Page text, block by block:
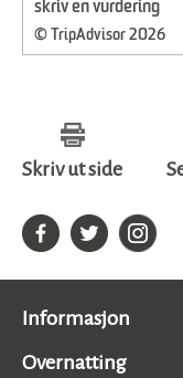
skriv en vurdering
© TripAdvisor 2026
Skriv ut side
Informasjon
Overnatting